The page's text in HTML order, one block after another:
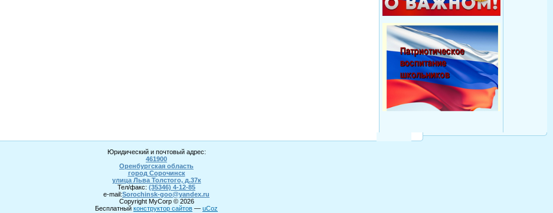
Юридический и почтовый адрес:
461900
Оренбургская область
город Сорочинск
улица Льва Толстого, д.37к
Тел/факс: (35346) 4-12-85
e-mail:Sorochinsk-goo@yandex.ru
Copyright MyCorp © 2026
Бесплатный конструктор сайтов — uCoz